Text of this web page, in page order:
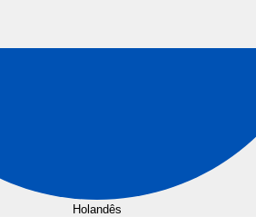
Holandês